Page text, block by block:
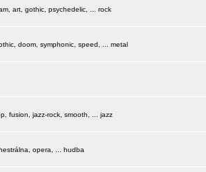
art, gothic, psychedelic, ... rock
doom, symphonic, speed, ... metal
fusion, jazz-rock, smooth, ... jazz
opera, ... hudba